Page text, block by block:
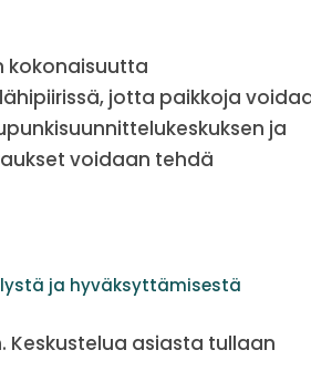
kokonaisuutta
jotta paikkoja
ja
voidaan tehdä
ja hyväksyttämisestä
asiasta tullaan